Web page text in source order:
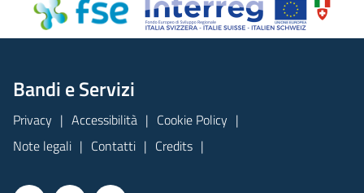
Bandi e Servizi
Privacy Accessibilità
Cookie Policy
Note legali
Contatti Credits